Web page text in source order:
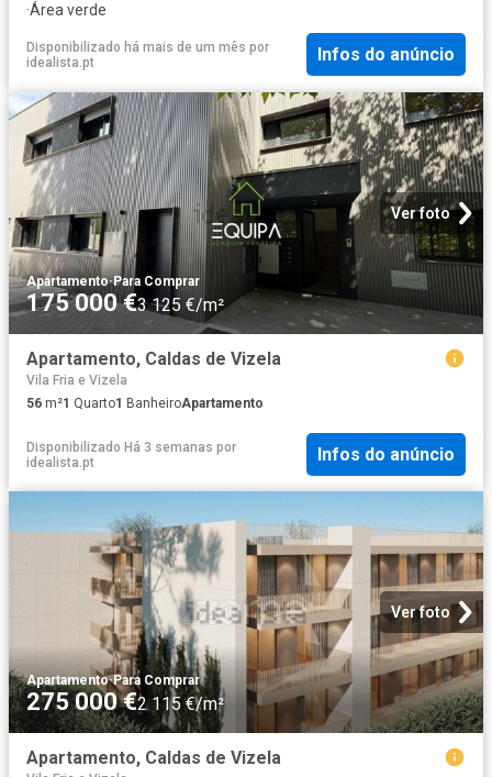
·Área verde
Disponibilizado há mais de um mês por
idealista.pt
Infos do anúncio
Ver foto
Apartamento·Para Comprar
175 000 €3 125 €/m²
Apartamento, Caldas de Vizela
Vila Fria e Vizela
56 m²1 Quarto1 BanheiroApartamento
Disponibilizado Há 3 semanas por
idealista.pt
Infos do anúncio
Ver foto
Apartamento·Para Comprar
275 000 €2 115 €/m²
Apartamento, Caldas de Vizela